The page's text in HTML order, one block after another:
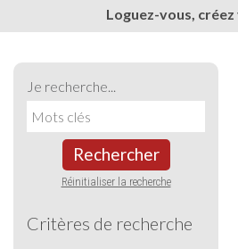
Loguez-vous,
Je recherche...
Rechercher
Réinitialiser la recherche
Critères de recherche